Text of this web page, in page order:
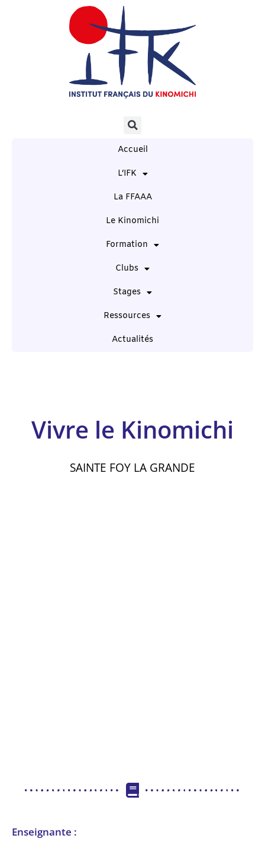
Accueil
L’IFK
La FFAAA
Le Kinomichi
Formation
Clubs
Stages
Ressources
Actualités
Vivre le Kinomichi
SAINTE FOY LA GRANDE
Enseignante :